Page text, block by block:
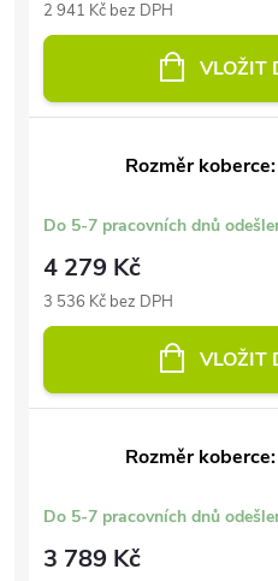
2 941 Kč bez DPH
VLOŽIT
Rozměr
Do 5-7 pracovních dnů
4 279 Kč
3 536 Kč bez DPH
VLOŽIT
Rozměr
Do 5-7 pracovních dnů
3 789 Kč